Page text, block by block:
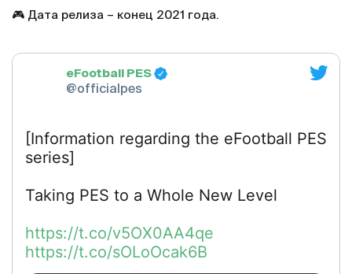
🎮 Дата релиза – конец 2021 года.
eFootball PES
@officialpes
[Information regarding the eFootball PES
series]
Taking PES to a Whole New Level
https://t.co/v5OX0AA4qe
https://t.co/sOLoOcak6B